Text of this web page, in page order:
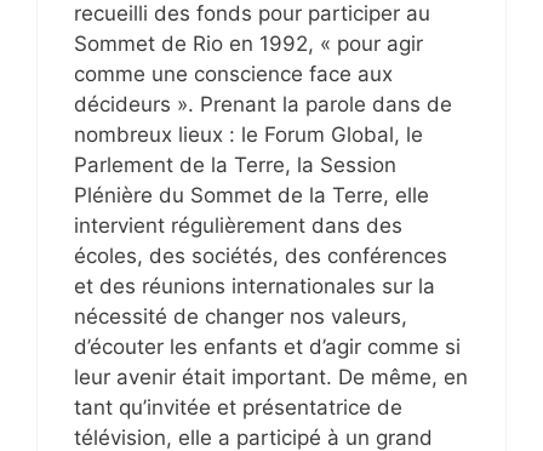
recueilli des fonds pour participer au
Sommet de Rio en 1992, « pour agir
comme une conscience face aux
décideurs ». Prenant la parole dans de
nombreux lieux : le Forum Global, le
Parlement de la Terre, la Session
Plénière du Sommet de la Terre, elle
intervient régulièrement dans des
écoles, des sociétés, des conférences
et des réunions internationales sur la
nécessité de changer nos valeurs,
d’écouter les enfants et d’agir comme si
leur avenir était important. De même, en
tant qu’invitée et présentatrice de
télévision, elle a participé à un grand